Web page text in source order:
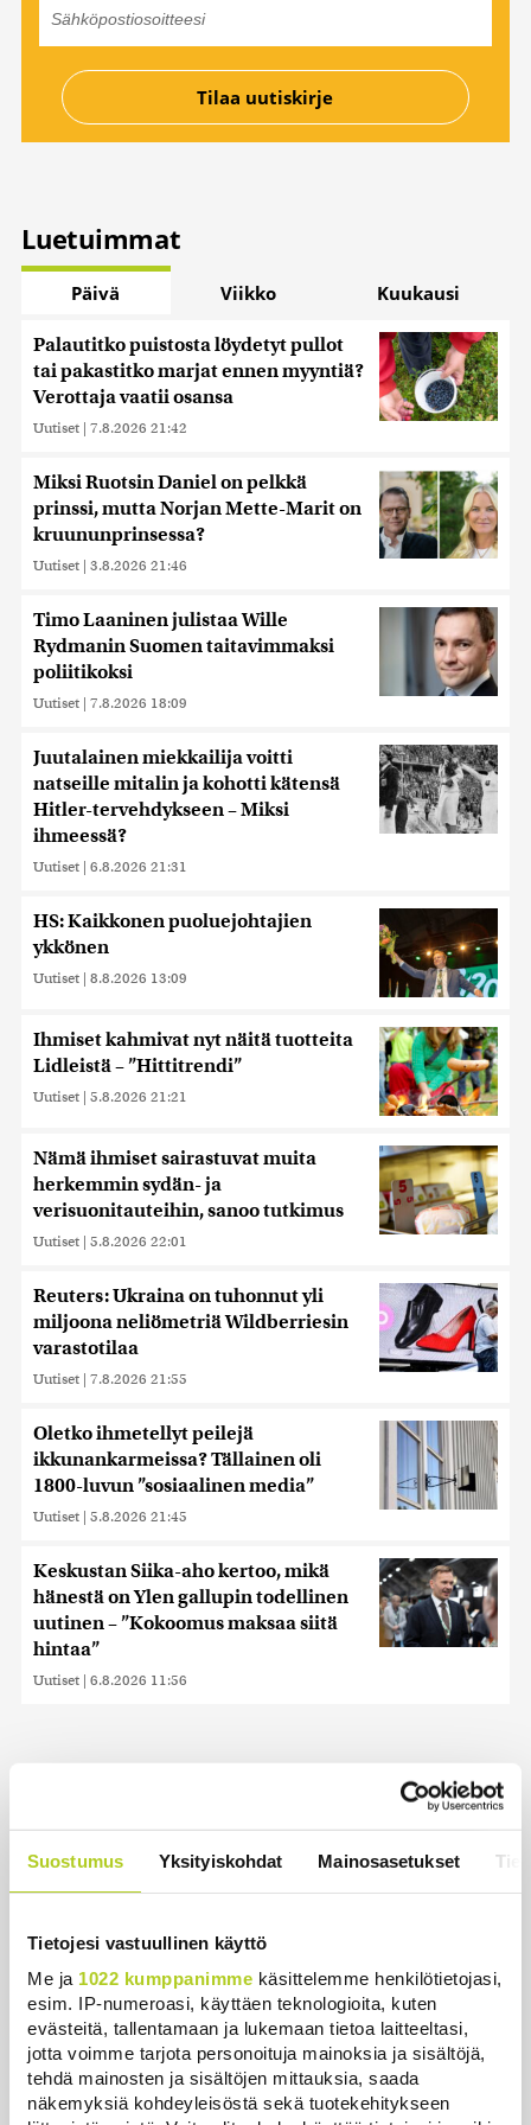
Suostumus Yksityiskohdat Mainosasetukset
Tietojesi vastuullinen käyttö
Me ja 1022 kumppanimme käsittelemme henkilötietojasi,
esim. IP-numeroasi, käyttäen teknologioita, kuten
evästeitä, tallentamaan ja lukemaan tietoa laitteeltasi,
jotta voimme tarjota personoituja mainoksia ja sisältöjä,
tehdä mainosten ja sisältöjen mittauksia, saada
näkemyksiä kohdeyleisöstä sekä tuotekehitykseen
Luetuimmat
Päivä Viikko Kuukausi
Palautitko puistosta löydetyt pullot
tai pakastitko marjat ennen myyntiä?
Verottaja vaatii osansa
Uutiset | 7.8.2026 21:42
Miksi Ruotsin Daniel on pelkkä
prinssi, mutta Norjan Mette-Marit on
kruununprinsessa?
Uutiset | 3.8.2026 21:46
Timo Laaninen julistaa Wille
Rydmanin Suomen taitavimmaksi
poliitikoksi
Uutiset | 7.8.2026 18:09
Juutalainen miekkailija voitti
natseille mitalin ja kohotti kätensä
Hitler-tervehdykseen – Miksi
ihmeessä?
Uutiset | 6.8.2026 21:31
HS: Kaikkonen puoluejohtajien
ykkönen
Uutiset | 8.8.2026 13:09
Ihmiset kahmivat nyt näitä tuotteita
Lidleistä – ”Hittitrendi”
Uutiset | 5.8.2026 21:21
Nämä ihmiset sairastuvat muita
herkemmin sydän- ja
verisuonitauteihin, sanoo tutkimus
Uutiset | 5.8.2026 22:01
Reuters: Ukraina on tuhonnut yli
miljoona neliömetriä Wildberriesin
varastotilaa
Uutiset | 7.8.2026 21:55
Oletko ihmetellyt peilejä
ikkunankarmeissa? Tällainen oli
1800-luvun ”sosiaalinen media”
Uutiset | 5.8.2026 21:45
Keskustan Siika-aho kertoo, mikä
hänestä on Ylen gallupin todellinen
uutinen – ”Kokoomus maksaa siitä
hintaa”
Uutiset | 6.8.2026 11:56
Historia | Sensaatiolehti piti piilottaa
olympiayleisöltä – oli liian raju myös natseille
Uutiset | 8.8.2026 22:15
Helle kurittaa Pohjois-Koreaa – valtionmedia
kehottaa syömään koiranlihasoppaa
Uutiset | 8.8.2026 22:06